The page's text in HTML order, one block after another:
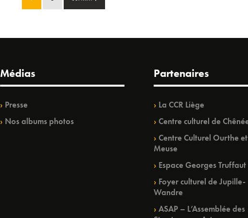
Médias
Presse
Nos albums photos
Partenaires
La CCR Liège
Centre culturel de
Centre Culturel Ourthe et
Meuse
Espace Georges Truffaut
Foyer culturel de Jupille-
Wandre
ASAP – L’Assemblée des